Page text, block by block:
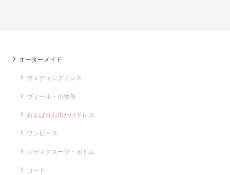
オーダーメイド
ウェディングドレス
ヴェール・小物等
およばれお出かけドレス
ワンピース
レディススーツ・ボトム
コート